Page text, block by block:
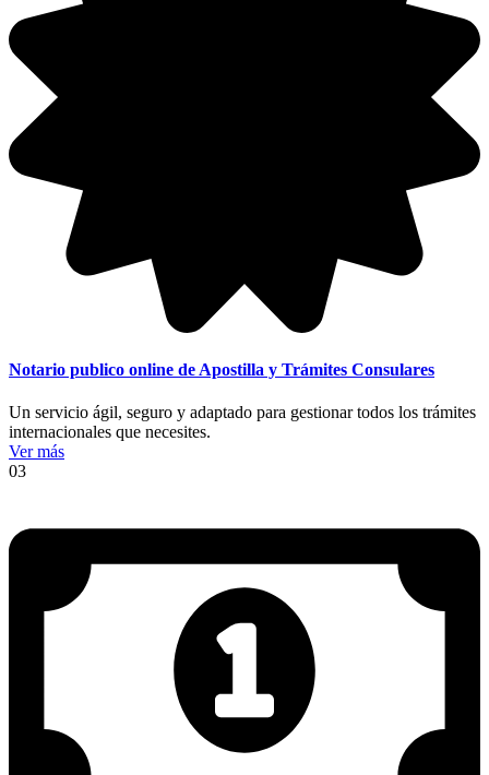
Notario publico online de Apostilla y Trámites Consulares
Un servicio ágil, seguro y adaptado para gestionar todos los trámites
internacionales que necesites.
Ver más
03